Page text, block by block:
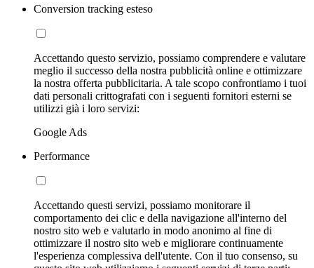
Conversion tracking esteso
Accettando questo servizio, possiamo comprendere e valutare
meglio il successo della nostra pubblicità online e ottimizzare
la nostra offerta pubblicitaria. A tale scopo confrontiamo i tuoi
dati personali crittografati con i seguenti fornitori esterni se
utilizzi già i loro servizi:
Google Ads
Performance
Accettando questi servizi, possiamo monitorare il
comportamento dei clic e della navigazione all'interno del
nostro sito web e valutarlo in modo anonimo al fine di
ottimizzare il nostro sito web e migliorare continuamente
l'esperienza complessiva dell'utente. Con il tuo consenso, su